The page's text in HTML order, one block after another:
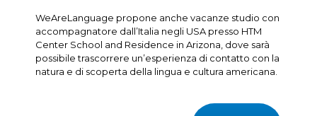
WeAreLanguage propone anche vacanze studio con
accompagnatore dall’Italia negli USA presso HTM
Center School and Residence in Arizona, dove sarà
possibile trascorrere un’esperienza di contatto con la
natura e di scoperta della lingua e cultura americana.